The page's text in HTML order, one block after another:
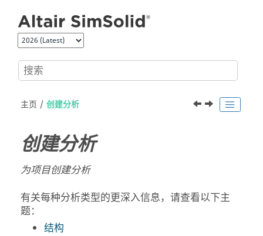
主页 创建分析
创建分析
为项目创建分析
有关每种分析类型的更深入信息，请查看以下主
题：
结构